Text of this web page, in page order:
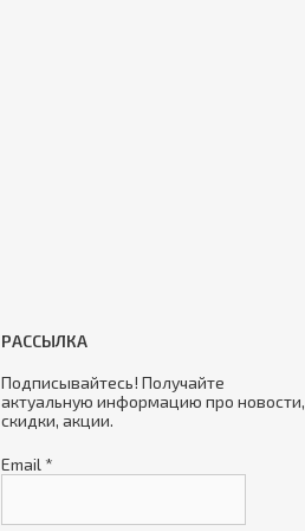
РАССЫЛКА
Подписывайтесь! Получайте
актуальную информацию про новости,
скидки, акции.
Email *